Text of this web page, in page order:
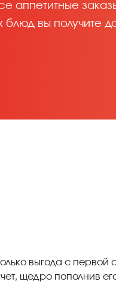
аппетитные
вы получите
выгода с
щедро пополнив